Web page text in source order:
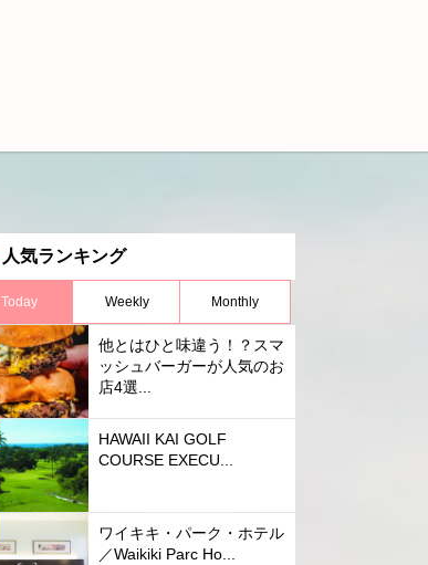
人気ランキング
Today Weekly Monthly
他とはひと味違う！？スマ
ッシュバーガーが人気のお
店4選...
HAWAII KAI GOLF
COURSE EXECU...
ワイキキ・パーク・ホテル
／Waikiki Parc Ho...